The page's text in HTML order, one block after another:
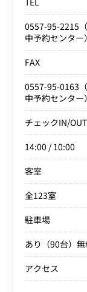
0557-95-2215
中予約センター）
FAX
0557-95-0163
中予約センター）
チェックIN/OUT
14:00 / 10:00
客室
全123室
駐車場
あり（90台）
アクセス